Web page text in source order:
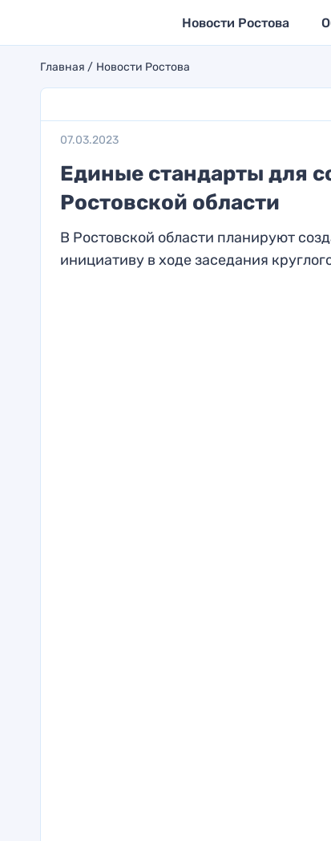
Новости Ростова
Главная Новости Ростова
07.03.2023
Единые стандарты для
Ростовской области
В Ростовской области планируют
инициативу в ходе заседания